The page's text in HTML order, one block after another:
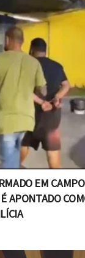
EM
APONTADO